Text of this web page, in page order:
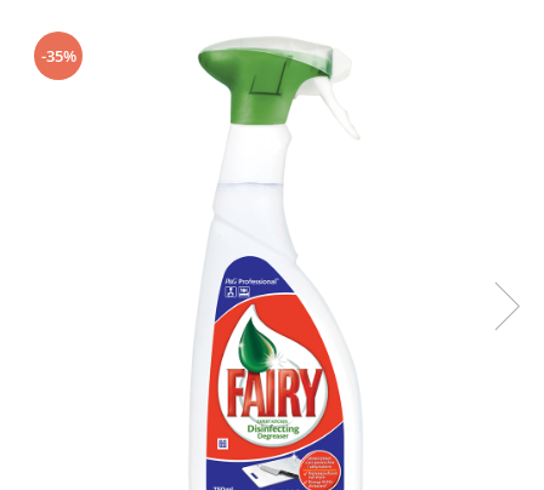
Saci menajeri (Unitate Protejata)
Agende, calendare si organizatoare
Hartie si articole din hartie
Bibliorafturi, caiete mecanice,
Capsatoare, capse si perforatoare
Caiete si blocnotesuri
Dosare, folii protectie si mape
Accesorii diverse pentru birou
-35%